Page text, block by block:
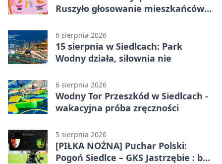
Ruszyło głosowanie mieszkańców
6 sierpnia 2026
15 sierpnia w Siedlcach: Park
Wodny działa, siłownia nie
6 sierpnia 2026
Wodny Tor Przeszkód w Siedlcach -
wakacyjna próba zręczności
5 sierpnia 2026
[PIŁKA NOŻNA] Puchar Polski:
Pogoń Siedlce – GKS Jastrzębie : bez